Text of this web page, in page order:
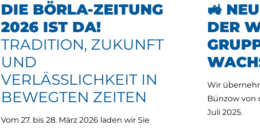
DIE BÖRLA-ZEITUNG
2026 IST DA!
TRADITION, ZUKUNFT
UND
VERLÄSSLICHKEIT IN
BEWEGTEN ZEITEN
Vom 27. bis 28. März 2026 laden wir Sie
🚜
DER
Wir
Bünzow von
Juli 2025.